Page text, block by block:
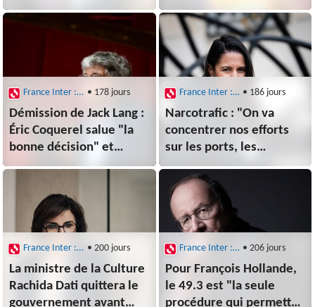
américain, confirme
Jean-Noël Barrot
viennent toutes du
programme de Marine
Le Pen"
France Inter : Questions politiques • 178 jours
Démission de Jack Lang :
Éric Coquerel salue "la
bonne décision" et
réclame une commission
France Inter : Questions politiques • 186 jours
Narcotrafic : "On va
concentrer nos efforts
sur les ports, les
aéroports", assure
Naïma Moutchou
France Inter : Questions politiques • 200 jours
La ministre de la Culture
Rachida Dati quittera le
gouvernement avant
France Inter : Questions politiques • 206 jours
Pour François Hollande,
le 49.3 est "la seule
procédure qui permette